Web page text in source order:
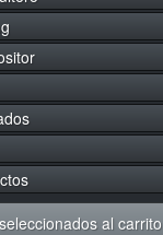
al carrito